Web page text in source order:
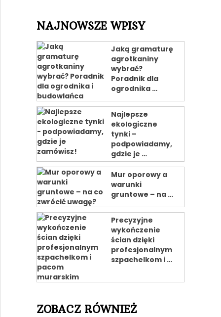
NAJNOWSZE WPISY
Jaką gramaturę
agrotkaniny
wybrać?
Poradnik dla
ogrodnika …
Najlepsze
ekologiczne
tynki –
podpowiadamy,
gdzie je …
Mur oporowy a
warunki
gruntowe – na …
Precyzyjne
wykończenie
ścian dzięki
profesjonalnym
szpachelkom i …
ZOBACZ RÓWNIEŻ